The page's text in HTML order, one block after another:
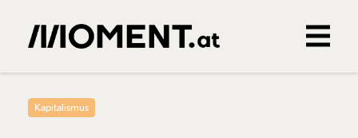
0Treffer
Kapitalismus